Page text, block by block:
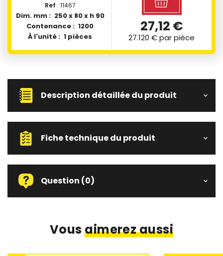
Ref : 11467
Dim. mm : 250 x 80 x h 90
Contenance : 1200
À l'unité : 1 pièces
27,12 €
27.120 €par pièce
Description détaillée du produit
Fiche technique du produit
Question (0)
Vousaimerez aussi